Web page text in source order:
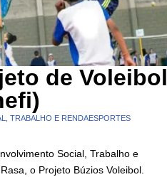
de Voleibol
TRABALHO E RENDAESPORTES
Social, Trabalho e
o Projeto Búzios Voleibol.